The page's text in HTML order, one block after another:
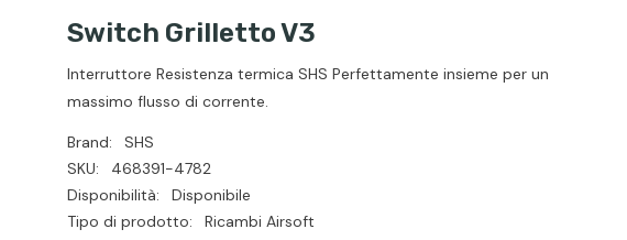
Switch Grilletto V3
Interruttore Resistenza termica SHS Perfettamente insieme per un
massimo flusso di corrente.
Brand:
SHS
SKU:
468391-4782
Disponibilità:
Disponibile
Tipo di prodotto:
Ricambi Airsoft